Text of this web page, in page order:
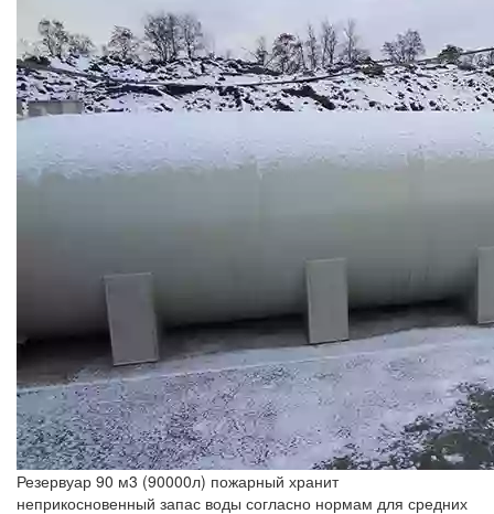
Резервуар 90 м3 (90000л) пожарный хранит
неприкосновенный запас воды согласно нормам для средних